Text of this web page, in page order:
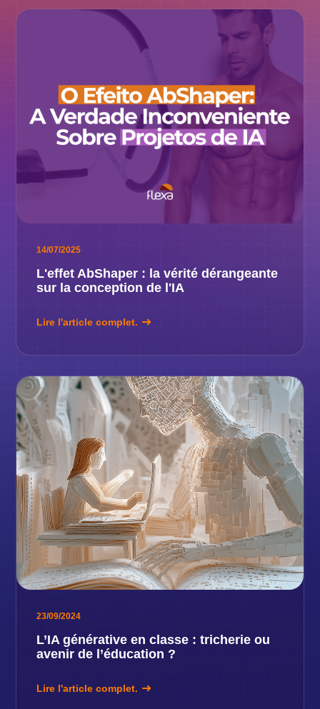
14/07/2025
L'effet AbShaper : la vérité dérangeante
sur la conception de l'IA
Lire l'article complet.
23/09/2024
L’IA générative en classe : tricherie ou
avenir de l’éducation ?
Lire l'article complet.